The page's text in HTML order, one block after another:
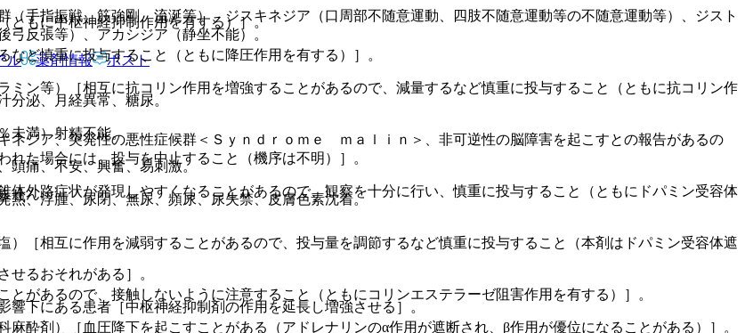
もに中枢神経抑制作用を有する）］。
ど慎重に投与すること（ともに降圧作用を有する）］。
ン等）［相互に抗コリン作用を増強することがあるので、減量するなど慎重に投与すること（ともに抗コリン作
ジア、突発性の悪性症候群＜Ｓｙｎｄｒｏｍｅ ｍａｌｉｎ＞、非可逆性の脳障害を起こすとの報告があるの
た場合には、投与を中止すること（機序は不明）］。
外路症状が発現しやすくなることがあるので、観察を十分に行い、慎重に投与すること（ともにドパミン受容体
［相互に作用を減弱することがあるので、投与量を調節するなど慎重に投与すること（本剤はドパミン受容体遮
があるので、接触しないように注意すること（ともにコリンエステラーゼ阻害作用を有する）］。
酔剤）［血圧降下を起こすことがある（アドレナリンのα作用が遮断され、β作用が優位になることがある）］。
手指振戦、筋強剛、流涎等）、ジスキネジア（口周部不随意運動、四肢不随意運動等の不随意運動等）、ジスト
反張等）、アカシジア（静坐不能）。
泌、月経異常、糖尿。
未満）射精不能。
痛、不安、興奮、易刺激。
、浮腫、尿閉、無尿、頻尿、尿失禁、皮膚色素沈着。
るおそれがある］。
下にある患者［中枢神経抑制剤の作用を延長し増強させる］。
ル 薬剤情報 ポスト
せん。